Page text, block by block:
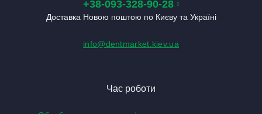
+38-093-328-90-28
Доставка Новою поштою по Києву та Україні
info@dentmarket.kiev.ua
Час роботи